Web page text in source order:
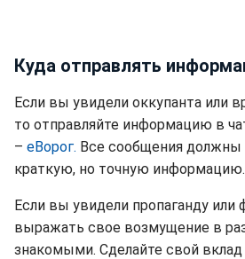
Куда отправлять
Если вы увидели оккупанта или
то отправляйте информацию в
– еВорог. Все сообщения должны
краткую, но точную информацию.
Если вы увидели пропаганду или
выражать свое возмущение в
знакомыми. Сделайте свой